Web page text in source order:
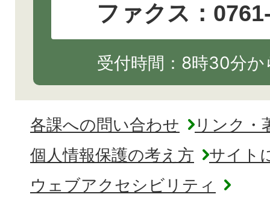
ファクス：
受付時間：8時30分
各課への問い合わせ
リンク・
個人情報保護の考え方
サイト
ウェブアクセシビリティ